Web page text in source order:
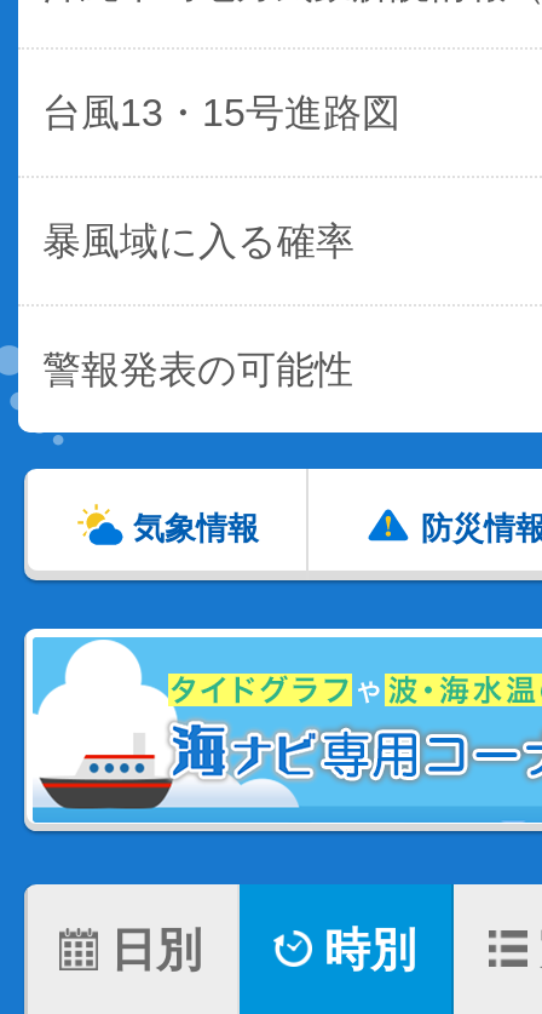
台風13・15号進路図
暴風域に入る確率
警報発表の可能性
気象情報 防災情
日別 時別